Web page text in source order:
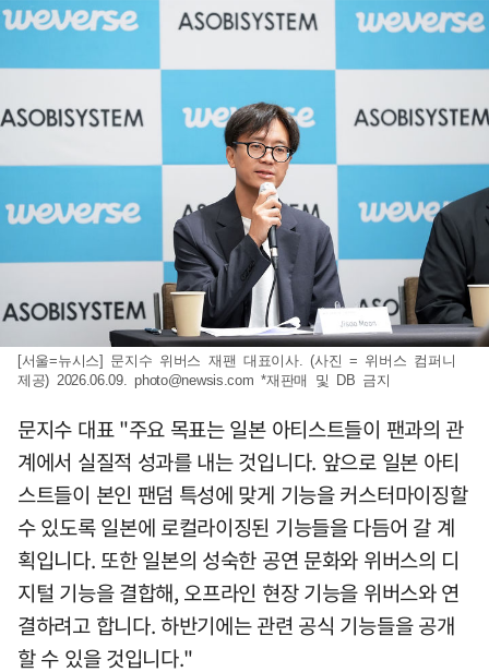
[서울=뉴시스] 문지수 위버스 재팬 대표이사. (사진 = 위버스 컴퍼니
제공) 2026.06.09.photo@newsis.com *재판매 및 DB 금지
문지수 대표 "주요 목표는 일본 아티스트들이 팬과의 관
계에서 실질적 성과를 내는 것입니다. 앞으로 일본 아티
스트들이 본인 팬덤 특성에 맞게 기능을 커스터마이징할
수 있도록 일본에 로컬라이징된 기능들을 다듬어 갈 계
획입니다. 또한 일본의 성숙한 공연 문화와 위버스의 디
지털 기능을 결합해, 오프라인 현장 기능을 위버스와 연
결하려고 합니다. 하반기에는 관련 공식 기능들을 공개
할 수 있을 것입니다."